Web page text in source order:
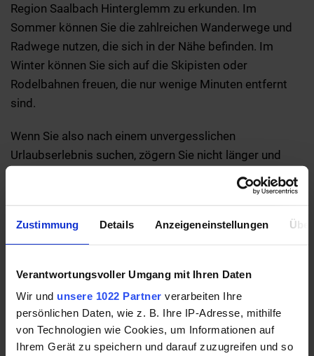
Zustimmung Details Anzeigeneinstellungen
Verantwortungsvoller Umgang mit Ihren Daten
Wir und unsere 1022 Partner verarbeiten Ihre
persönlichen Daten, wie z. B. Ihre IP-Adresse, mithilfe
von Technologien wie Cookies, um Informationen auf
Ihrem Gerät zu speichern und darauf zuzugreifen und so
Region Saalbach Hinterglemm zu erkunden. Im
Sommer können Sie die zahlreichen Wanderwege und
Radwege nutzen, die sich in der Nähe befinden. Im
Winter können Sie sich auf die Skipisten oder
Rodelbahnen freuen, die nur wenige Minuten entfernt
sind.
Wenn Sie also nach einem unvergesslichen
Urlaubserlebnis suchen, zögern Sie nicht länger und
buchen Sie Ihre Ferienwohnung im Landhaus Zirmhof in